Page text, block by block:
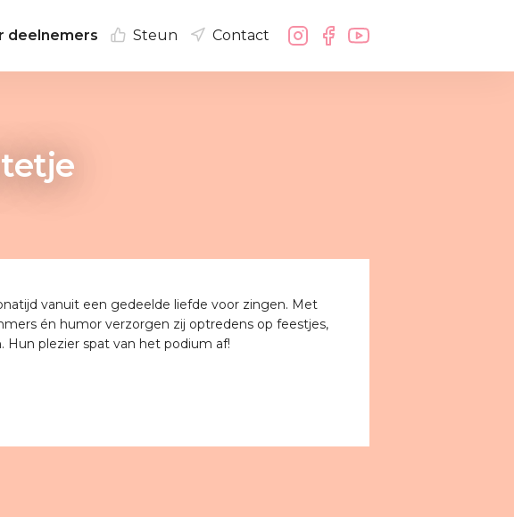
vanuit een gedeelde liefde voor zingen. Met
én humor verzorgen zij optredens op feestjes,
plezier spat van het podium af!
deelnemers Steun Contact